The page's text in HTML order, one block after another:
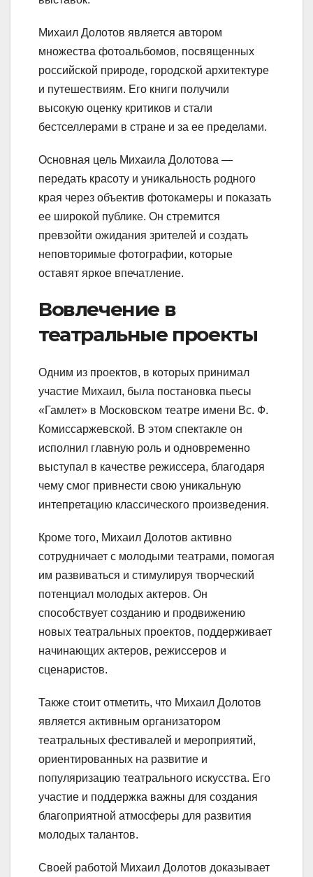
Михаил Долотов является автором
множества фотоальбомов, посвященных
российской природе, городской архитектуре
и путешествиям. Его книги получили
высокую оценку критиков и стали
бестселлерами в стране и за ее пределами.
Основная цель Михаила Долотова —
передать красоту и уникальность родного
края через объектив фотокамеры и показать
ее широкой публике. Он стремится
превзойти ожидания зрителей и создать
неповторимые фотографии, которые
оставят яркое впечатление.
Вовлечение в
театральные проекты
Одним из проектов, в которых принимал
участие Михаил, была постановка пьесы
«Гамлет» в Московском театре имени Вс. Ф.
Комиссаржевской. В этом спектакле он
исполнил главную роль и одновременно
выступал в качестве режиссера, благодаря
чему смог привнести свою уникальную
интепретацию классического произведения.
Кроме того, Михаил Долотов активно
сотрудничает с молодыми театрами, помогая
им развиваться и стимулируя творческий
потенциал молодых актеров. Он
способствует созданию и продвижению
новых театральных проектов, поддерживает
начинающих актеров, режиссеров и
сценаристов.
Также стоит отметить, что Михаил Долотов
является активным организатором
театральных фестивалей и мероприятий,
ориентированных на развитие и
популяризацию театрального искусства. Его
участие и поддержка важны для создания
благоприятной атмосферы для развития
молодых талантов.
Своей работой Михаил Долотов доказывает